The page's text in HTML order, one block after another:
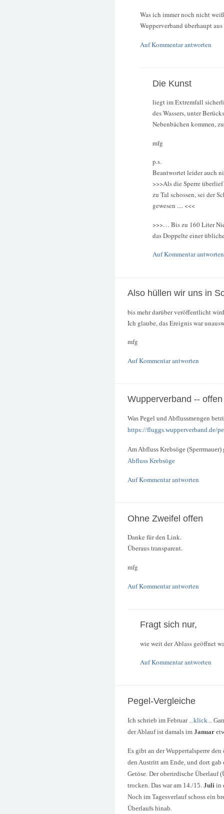
Was ich immer noch nicht
Wupperverband überhaupt
Auf Kommentar antworten
Die Kunst
liegt im Extremfall
des Wassers, unter
Nebenbächen kommen,
mfg
p.s.
Beantwortet leider auch
>>>Als die Sperre
zu Tal schossen, sei der
gewesen .... <<<
>>>… Bis zu 160 Liter
das Doppelte einer
Auf Kommentar antworten
Also hüllen wir uns in
bis mehr darüber veröffentlicht
Ich glaube, das Ereignis war
mfg
Auf Kommentar antworten
Wupperverband -- offen
Was Pegel und Abflussmengen
https://fluggs.wupperverband.de/
Am Abfluss Krebsöge
Abfluss Krebsöge
Auf Kommentar antworten
Ohne Zweifel offen
Danke für den Link.
Überaus transparent.
mfg
Auf Kommentar antworten
Fragt sich nur,
wie weit der Ablass geöffnet
Auf Kommentar antworten
Pegel-Vergleiche
Ich schrieb im Februar ...klick...
der Ablauf ist damals im Januar
Es gibt an der Wuppertalsperre
den Austritt am Ende, und dort gab
Getöse. Der oberirdische Überlauf
trocken. Das war am 14./15. Juli in
Noch im Tagesverlauf schoss ein
Überlaufs hinab.